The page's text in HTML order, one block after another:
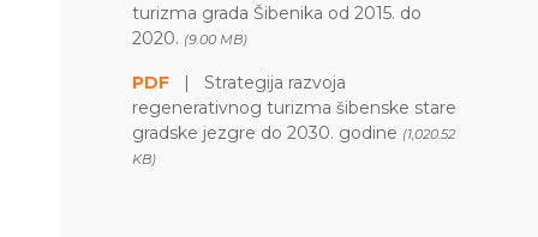
turizma grada Šibenika od 2015. do
2020. (9.00 MB)
PDF | Strategija razvoja
regenerativnog turizma šibenske stare
gradske jezgre do 2030. godine (1,020.52
KB)